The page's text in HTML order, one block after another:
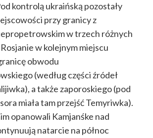
kontrolą ukraińską pozostały
przy granicy z
w trzech różnych
w kolejnym miejscu
obwodu
(według części źródeł
a także zaporoskiego (pod
miała tam przejść Temyriwka).
opanowali Kamjanśke nad
natarcie na północ